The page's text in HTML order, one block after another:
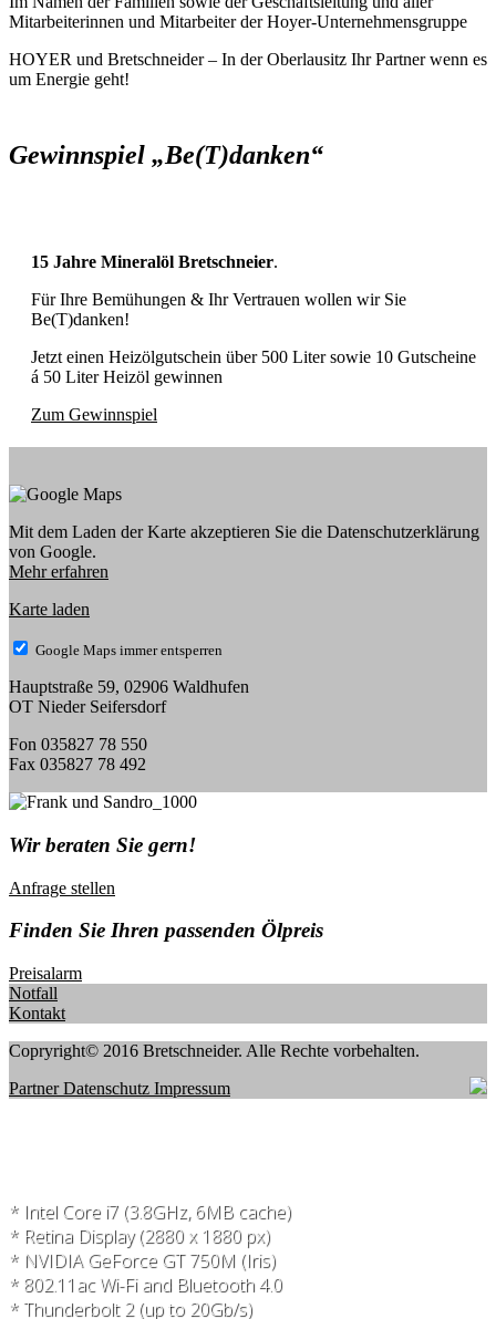
Mitarbeiterinnen und Mitarbeiter der Hoyer-Unternehmensgruppe
HOYER und Bretschneider – In der Oberlausitz Ihr Partner wenn es
um Energie geht!
Gewinnspiel „Be(T)danken“
15 Jahre Mineralöl Bretschneier.
Für Ihre Bemühungen & Ihr Vertrauen wollen wir Sie
Be(T)danken!
Jetzt einen Heizölgutschein über 500 Liter sowie 10 Gutscheine
á 50 Liter Heizöl gewinnen
Zum Gewinnspiel
Mit dem Laden der Karte akzeptieren Sie die Datenschutzerklärung
von Google.
Mehr erfahren
Karte laden
Google Maps immer entsperren
Hauptstraße 59, 02906 Waldhufen
OT Nieder Seifersdorf
Fon 035827 78 550
Fax 035827 78 492
Wir beraten Sie gern!
Anfrage stellen
Finden Sie Ihren passenden Ölpreis
Preisalarm
Notfall
Kontakt
Copryright© 2016 Bretschneider. Alle Rechte vorbehalten.
PartnerDatenschutz Impressum
* Intel Core i7 (3.8GHz, 6MB cache)
* Retina Display (2880 x 1880 px)
* NVIDIA GeForce GT 750M (Iris)
* 802.11ac Wi-Fi and Bluetooth 4.0
* Thunderbolt 2 (up to 20Gb/s)